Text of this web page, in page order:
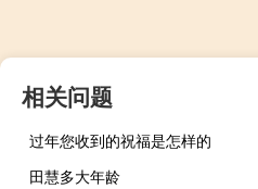
相关问题
过年您收到的祝福是怎样的
田慧多大年龄